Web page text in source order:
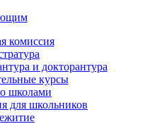
комиссия
и докторантура
курсы
школами
для школьников